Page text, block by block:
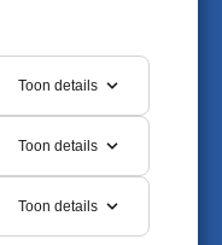
Toon details
Toon details
Toon details